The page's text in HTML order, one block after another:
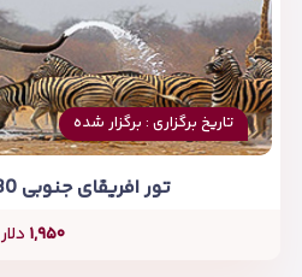
تاریخ برگزاری : برگزار شده
تور افریقای جنوبی 30 اسفند 1403
۱,۹۵۰ دلار